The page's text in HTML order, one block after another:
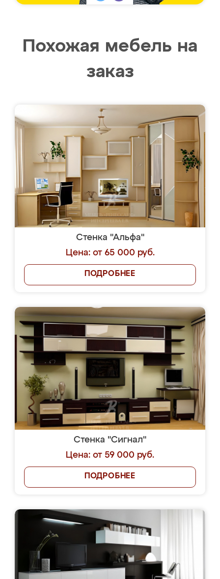
Похожая мебель на
заказ
Стенка "Альфа"
Цена: от 65 000 руб.
ПОДРОБНЕЕ
Стенка "Сигнал"
Цена: от 59 000 руб.
ПОДРОБНЕЕ